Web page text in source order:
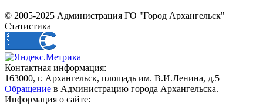
© 2005-2025 Администрация ГО "Город Архангельск"
Статистика
Контактная информация:
163000, г. Архангельск, площадь им. В.И.Ленина, д.5
Обращение в Администрацию города Архангельска.
Информация о сайте: